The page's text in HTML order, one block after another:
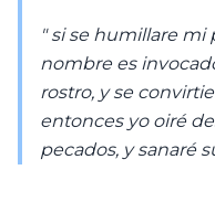
" si se humillare mi
nombre es
rostro, y se
entonces yo oiré
pecados, y sanaré